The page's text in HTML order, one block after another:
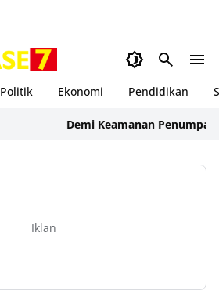
Politik Ekonomi Pendidikan
Demi Keamanan Penumpang,
Iklan